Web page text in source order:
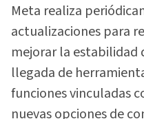
Meta realiza
actualizaciones para
mejorar la estabilidad
llegada de
funciones vinculadas
nuevas opciones de